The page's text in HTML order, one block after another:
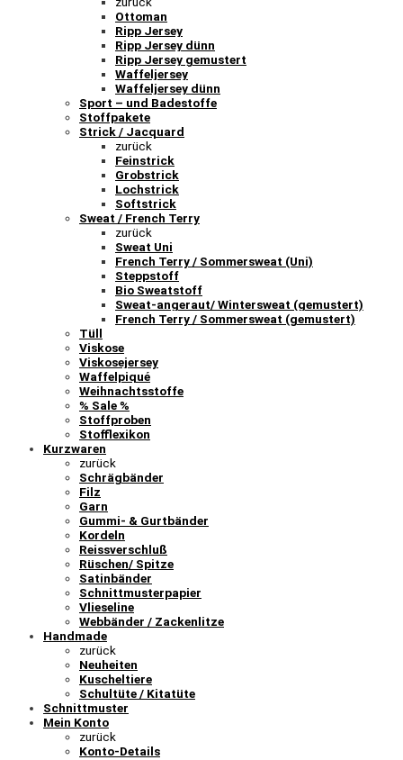
Ottoman
Ripp Jersey
Ripp Jersey dünn
Ripp Jersey gemustert
Waffeljersey
Waffeljersey dünn
Sport – und Badestoffe
Stoffpakete
Strick / Jacquard
zurück
Feinstrick
Grobstrick
Lochstrick
Softstrick
Sweat / French Terry
zurück
Sweat Uni
French Terry / Sommersweat (Uni)
Steppstoff
Bio Sweatstoff
Sweat-angeraut/ Wintersweat (gemustert)
French Terry / Sommersweat (gemustert)
Tüll
Viskose
Viskosejersey
Waffelpiqué
Weihnachtsstoffe
% Sale %
Stoffproben
Stofflexikon
Kurzwaren
zurück
Schrägbänder
Filz
Garn
Gummi- & Gurtbänder
Kordeln
Reissverschluß
Rüschen/ Spitze
Satinbänder
Schnittmusterpapier
Vlieseline
Webbänder / Zackenlitze
Handmade
zurück
Neuheiten
Kuscheltiere
Schultüte / Kitatüte
Schnittmuster
Mein Konto
zurück
Konto-Details